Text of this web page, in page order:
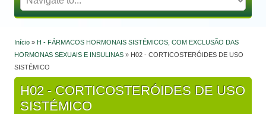
Está aqui
Início » H - FÁRMACOS HORMONAIS SISTÉMICOS, COM EXCLUSÃO DAS
HORMONAS SEXUAIS E INSULINAS » H02 - CORTICOSTERÓIDES DE USO
SISTÉMICO
H02 - CORTICOSTERÓIDES DE USO
SISTÉMICO